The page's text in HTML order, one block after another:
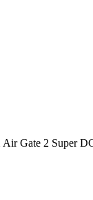
Gate 2 Super